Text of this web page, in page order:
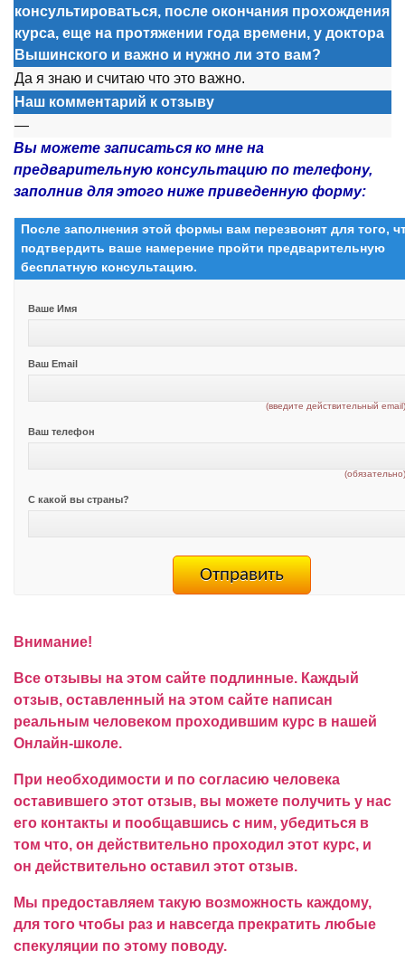
консультироваться, после окончания прохождения
курса, еще на протяжении года времени, у доктора
Вышинского и важно и нужно ли это вам?
Да я знаю и считаю что это важно.
Наш комментарий к отзыву
—
Вы можете записаться ко мне на
предварительную консультацию по телефону,
заполнив для этого ниже приведенную форму:
После заполнения этой формы вам перезвонят для того,
подтвердить ваше намерение пройти предварительную
бесплатную консультацию.
Ваше Имя
Ваш Email
(введите действительный
Ваш телефон
С какой вы страны?
Внимание!
Все отзывы на этом сайте подлинные. Каждый
отзыв, оставленный на этом сайте написан
реальным человеком проходившим курс в нашей
Онлайн-школе.
При необходимости и по согласию человека
оставившего этот отзыв, вы можете получить у нас
его контакты и пообщавшись с ним, убедиться в
том что, он действительно проходил этот курс, и
он действительно оставил этот отзыв.
Мы предоставляем такую возможность каждому,
для того чтобы раз и навсегда прекратить любые
спекуляции по этому поводу.